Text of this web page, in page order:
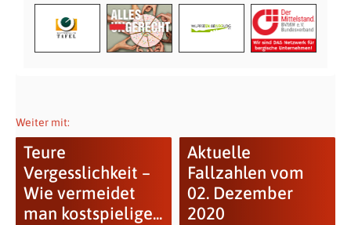
Weiter mit:
Teure
Vergesslichkeit –
Wie vermeidet
man kostspielige...
Aktuelle
Fallzahlen vom
02. Dezember
2020